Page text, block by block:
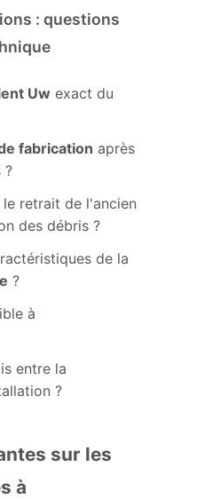
: questions
Uw exact du
fabrication après
?
retrait de l'ancien
des débris ?
de la
?
à
entre la
?
sur les
à